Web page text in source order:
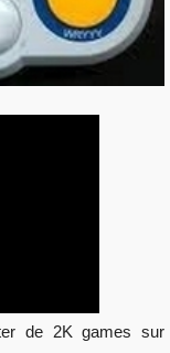
de 2K games sur